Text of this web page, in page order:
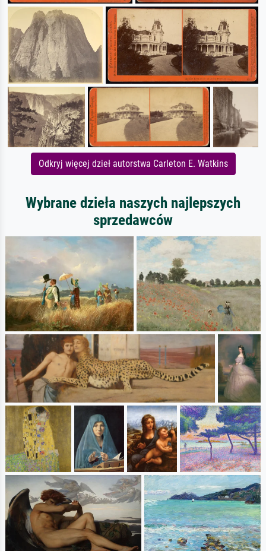
Odkryj więcej dzieł autorstwa Carleton E. Watkins
Wybrane dzieła naszych najlepszych
sprzedawców